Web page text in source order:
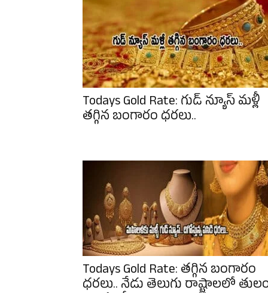
Todays Gold Rate: గుడ్ న్యూస్ మళ్లీ
తగ్గిన బంగారం ధరలు..
Todays Gold Rate: తగ్గిన బంగారం
ధరలు.. నేడు తెలుగు రాష్ట్రాలలో